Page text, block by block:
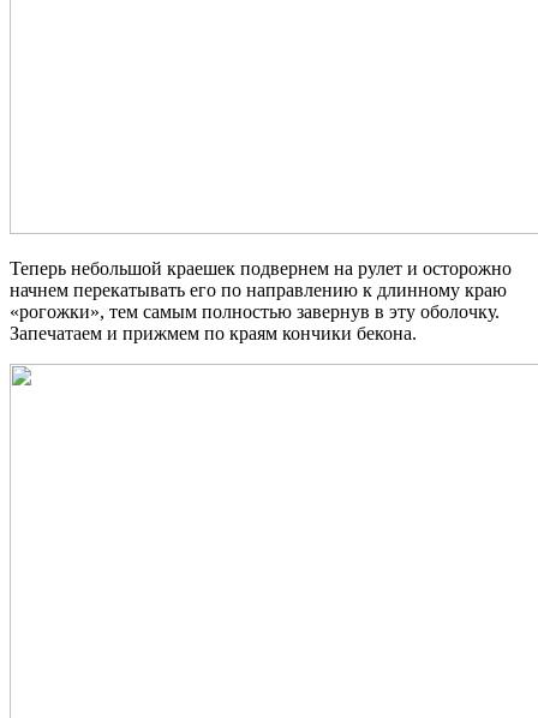
Теперь небольшой краешек подвернем на рулет и осторожно
начнем перекатывать его по направлению к длинному краю
«рогожки», тем самым полностью завернув в эту оболочку.
Запечатаем и прижмем по краям кончики бекона.